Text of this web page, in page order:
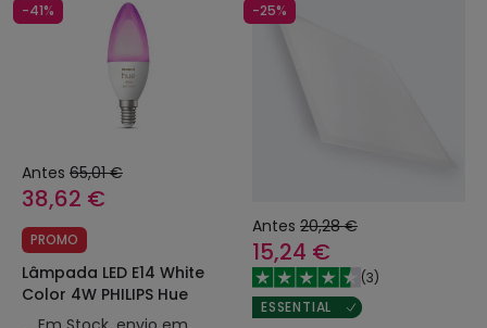
-41%
Antes 65,01 €
38,62 €
PROMO
Lâmpada LED E14 White
Color 4W PHILIPS Hue
-25%
Antes 20,28 €
15,24 €
(3)
ESSENTIAL